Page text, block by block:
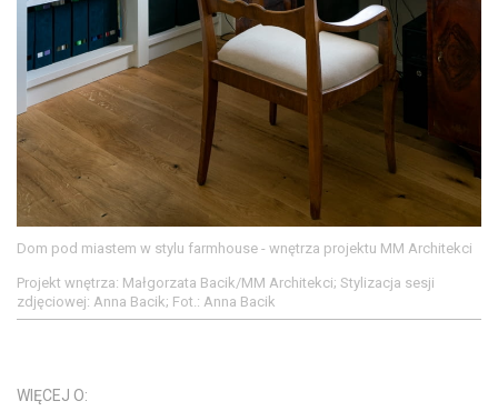
Dom pod miastem w stylu farmhouse - wnętrza projektu MM Architekci
Projekt wnętrza: Małgorzata Bacik/MM Architekci; Stylizacja sesji
zdjęciowej: Anna Bacik; Fot.: Anna Bacik
WIĘCEJ O: